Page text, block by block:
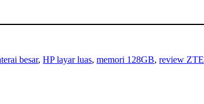
besar, HP layar luas, memori 128GB, review ZTE